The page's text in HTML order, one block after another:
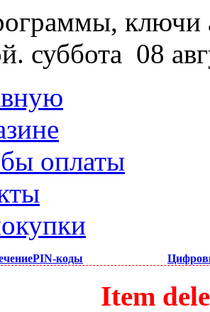
ключи
суббота 08
оплаты
PIN-коды
Item